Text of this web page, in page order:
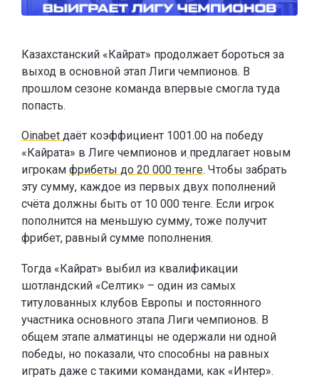
Казахстанский «Кайрат» продолжает бороться за
выход в основной этап Лиги чемпионов. В
прошлом сезоне команда впервые смогла туда
попасть.
Oinabet даёт коэффициент 1001.00 на победу
«Кайрата» в Лиге чемпионов и предлагает новым
игрокам фрибеты до 20 000 тенге. Чтобы забрать
эту сумму, каждое из первых двух пополнений
счёта должны быть от 10 000 тенге. Если игрок
пополнится на меньшую сумму, тоже получит
фрибет, равный сумме пополнения.
Тогда «Кайрат» выбил из квалификации
шотландский «Селтик» – один из самых
титулованных клубов Европы и постоянного
участника основного этапа Лиги чемпионов. В
общем этапе алматинцы не одержали ни одной
победы, но показали, что способны на равных
играть даже с такими командами, как «Интер».